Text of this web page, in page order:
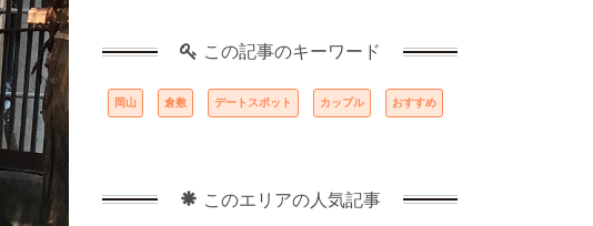
この記事のキーワード
岡山 倉敷 デートスポット カップル おすすめ
このエリアの人気記事